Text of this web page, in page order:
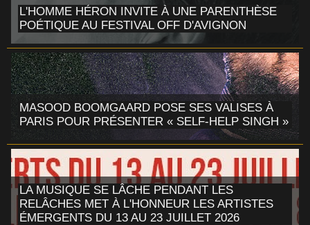
L'HOMME HÉRON INVITE À UNE PARENTHÈSE
POÉTIQUE AU FESTIVAL OFF D'AVIGNON
MASOOD BOOMGAARD POSE SES VALISES À
PARIS POUR PRÉSENTER « SELF-HELP SINGH »
LA MUSIQUE SE LÂCHE PENDANT LES
RELÂCHES MET À L'HONNEUR LES ARTISTES
ÉMERGENTS DU 13 AU 23 JUILLET 2026